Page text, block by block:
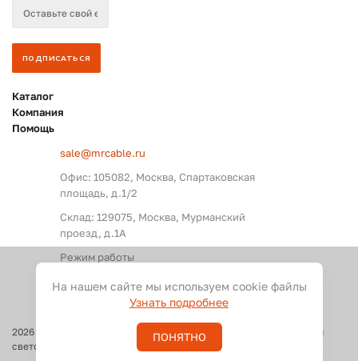
Каталог
Компания
Помощь
sale@mrcable.ru
Офис: 105082, Москва, Спартаковская
площадь, д.1/2
Склад: 129075, Москва, Мурманский
проезд, д.1А
Режим работы
2026
Оптовые поставки кабелей и разъемов для аудио, видео и
светового оборудования
На нашем сайте мы используем cookie файлы
Узнать подробнее
ПОНЯТНО